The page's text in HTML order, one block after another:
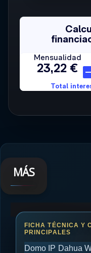
MÁS
Domo IP Dahua